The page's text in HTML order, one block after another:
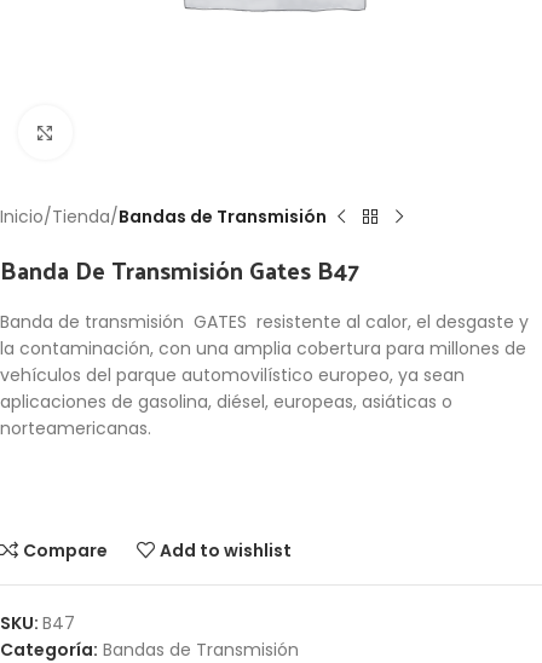
Inicio Tienda Bandas de Transmisión
Banda De Transmisión Gates B47
Banda de transmisión GATES resistente al calor, el desgaste y
la contaminación, con una amplia cobertura para millones de
vehículos del parque automovilístico europeo, ya sean
aplicaciones de gasolina, diésel, europeas, asiáticas o
norteamericanas.
Compare Add to wishlist
SKU: B47
Categoría: Bandas de Transmisión